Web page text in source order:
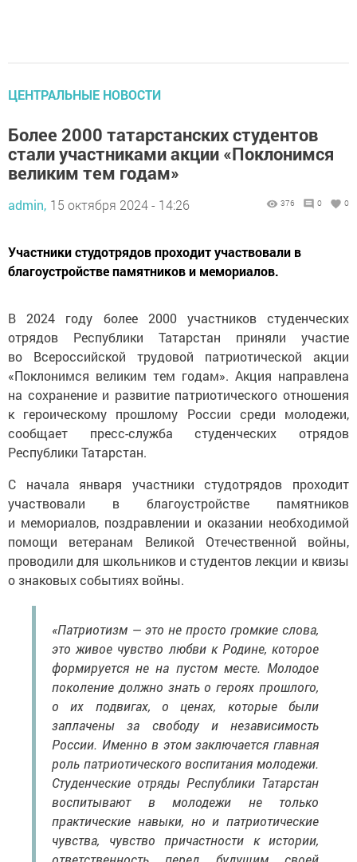
ЦЕНТРАЛЬНЫЕ НОВОСТИ
Более 2000 татарстанских студентов
стали участниками акции «Поклонимся
великим тем годам»
admin, 15 октября 2024 - 14:26 376 0 0
Участники студотрядов проходит участвовали в
благоустройстве памятников и мемориалов.
В 2024 году более 2000 участников студенческих
отрядов Республики Татарстан приняли участие
во Всероссийской трудовой патриотической акции
«Поклонимся великим тем годам». Акция направлена
на сохранение и развитие патриотического отношения
к героическому прошлому России среди молодежи,
сообщает пресс-служба студенческих отрядов
Республики Татарстан.
С начала января участники студотрядов проходит
участвовали в благоустройстве памятников
и мемориалов, поздравлении и оказании необходимой
помощи ветеранам Великой Отечественной войны,
проводили для школьников и студентов лекции и квизы
о знаковых событиях войны.
«Патриотизм — это не просто громкие слова,
это живое чувство любви к Родине, которое
формируется не на пустом месте. Молодое
поколение должно знать о героях прошлого,
о их подвигах, о ценах, которые были
заплачены за свободу и независимость
России. Именно в этом заключается главная
роль патриотического воспитания молодежи.
Студенческие отряды Республики Татарстан
воспитывают в молодежи не только
практические навыки, но и патриотические
чувства, чувство причастности к истории,